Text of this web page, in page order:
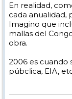
En realidad,
cada anualidad,
Imagino que
mallas del
obra.
2006 es cuando
púbclica, EIA,